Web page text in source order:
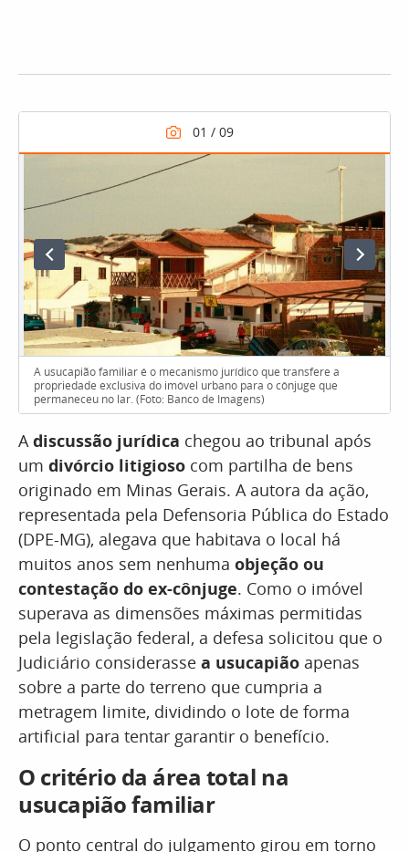
A usucapião familiar é o mecanismo jurídico que transfere a
propriedade exclusiva do imóvel urbano para o cônjuge que
permaneceu no lar. (Foto: Banco de Imagens)
Adiscussão jurídica chegou ao tribunal após
um divórcio litigioso com partilha de bens
originado em Minas Gerais. A autora da ação,
representada pela Defensoria Pública do Estado
(DPE-MG), alegava que habitava o local há
muitos anos sem nenhuma objeção ou
contestação do ex-cônjuge. Como o imóvel
superava as dimensões máximas permitidas
pela legislação federal, a defesa solicitou que o
Judiciário considerasse a usucapião apenas
sobre a parte do terreno que cumpria a
metragem limite, dividindo o lote de forma
artificial para tentar garantir o benefício.
O critério da área total na
usucapião familiar
O ponto central do julgamento girou em torno